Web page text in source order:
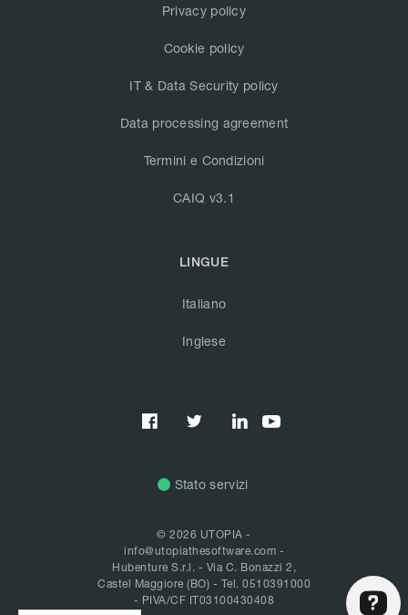
Privacy policy
Cookie policy
IT & Data Security policy
Data processing agreement
Termini e Condizioni
CAIQ v3.1
LINGUE
Italiano
Inglese
  
Stato servizi
© 2026 UTOPIA -
info@utopiathesoftware.com -
Hubenture S.r.l. - Via C. Bonazzi 2,
Castel Maggiore (BO) - Tel. 0510391000
- PIVA/CF IT03100430408